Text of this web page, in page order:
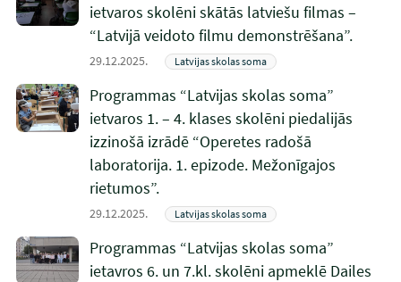
ietvaros skolēni skātās latviešu filmas –
“Latvijā veidoto filmu demonstrēšana”.
29.12.2025. Latvijas skolas soma
Programmas “Latvijas skolas soma”
ietvaros 1. – 4. klases skolēni piedalijās
izzinošā izrādē “Operetes radošā
laboratorija. 1. epizode. Mežonīgajos
rietumos”.
29.12.2025. Latvijas skolas soma
Programmas “Latvijas skolas soma”
ietavros 6. un 7.kl. skolēni apmeklē Dailes